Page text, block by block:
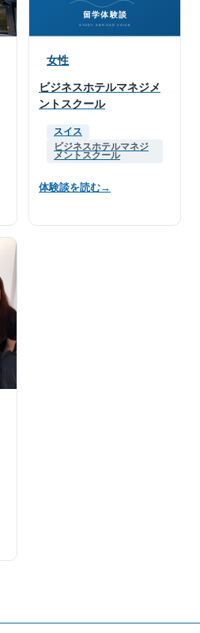
女性
ビジネスホテルマネジメ
ントスクール
スイス
ビジネスホテルマネジ
メントスクール
体験談を読む→